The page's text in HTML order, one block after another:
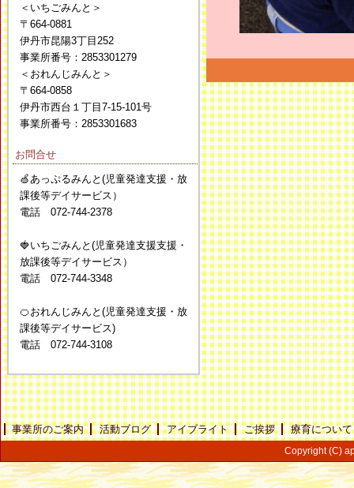
＜いちごみんと＞
〒664-0881
伊丹市昆陽3丁目252
事業所番号：2853301279
＜おれんじみんと＞
〒664-0858
伊丹市西台１丁目7-15-101号
事業所番号：2853301683
お問合せ
🍏あっぷるみんと(児童発達支援・放
課後等デイサービス）
電話 072-744-2378
🍓いちごみんと(児童発達支援支援・
放課後等デイサービス）
電話 072-744-3348
🍊おれんじみんと(児童発達支援・放
課後等デイサービス)
電話 072-744-3108
事業所のご案内 活動ブログ アイブライト ご挨拶 療育について
Copyright (C)